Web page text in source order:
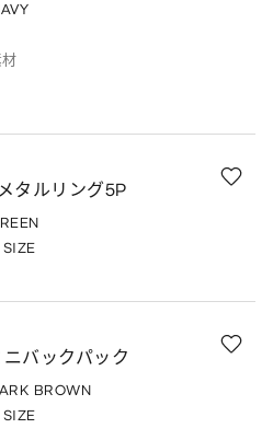
タルリング5P
バックパック
BROWN